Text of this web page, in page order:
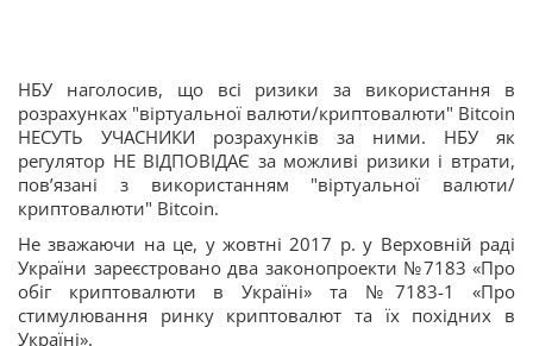
НБУ наголосив, що всі ризики за використання в
розрахунках "віртуальної валюти/криптовалюти" Bitсoin
НЕСУТЬ УЧАСНИКИ розрахунків за ними. НБУ як
регулятор НЕ ВІДПОВІДАЄ за можливі ризики і втрати,
пов’язані з використанням "віртуальної валюти/
криптовалюти" Bitcoin.
Не зважаючи на це, у жовтні 2017 р. у Верховній раді
України зареєстровано два законопроекти №7183 «Про
обіг криптовалюти в Україні» та №7183-1 «Про
стимулювання ринку криптовалют та їх похідних в
Україні».